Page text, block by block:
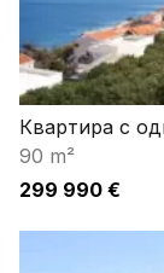
Квартира с
90 m²
299 990 €